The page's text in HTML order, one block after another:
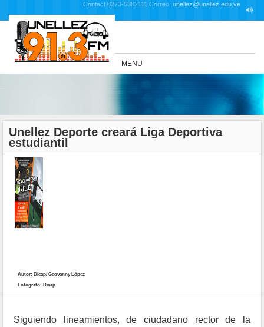
Contact 0273-5302111 Correo: unellez@unellez.edu.ve
MENU
Unellez Deporte creará Liga Deportiva
estudiantil
Autor: Dicap/ Geovanny López
Fotógrafo: Dicap
Siguiendo lineamientos, de ciudadano rector de la